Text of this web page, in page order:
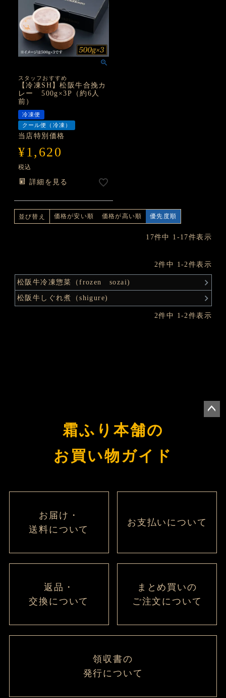
スタッフおすすめ
【冷凍SH】松阪牛合挽カ
レー 500g×3P（約6人
前）
冷凍便
クール便（冷凍）
当店特別価格
¥1,620
税込
詳細を見る
並び替え 価格が安い順 価格が高い順 優先度順
17件中 1 -17件表示
2件中 1-2件表示
松阪牛冷凍惣菜（frozen sozai)
松阪牛しぐれ煮（shigure)
2件中 1-2件表示
霜ふり本舗の
お買い物ガイド
お届け・
送料について
お支払いについて
返品・
交換について
まとめ買いの
ご注文について
領収書の
発行について